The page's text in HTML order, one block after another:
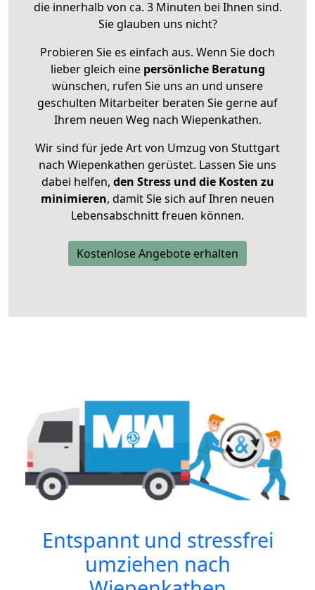
die innerhalb von ca. 3 Minuten bei Ihnen sind.
Sie glauben uns nicht?
Probieren Sie es einfach aus. Wenn Sie doch
lieber gleich eine persönliche Beratung
wünschen, rufen Sie uns an und unsere
geschulten Mitarbeiter beraten Sie gerne auf
Ihrem neuen Weg nach Wiepenkathen.
Wir sind für jede Art von Umzug von Stuttgart
nach Wiepenkathen gerüstet. Lassen Sie uns
dabei helfen, den Stress und die Kosten zu
minimieren, damit Sie sich auf Ihren neuen
Lebensabschnitt freuen können.
Kostenlose Angebote erhalten
Entspannt und stressfrei
umziehen nach